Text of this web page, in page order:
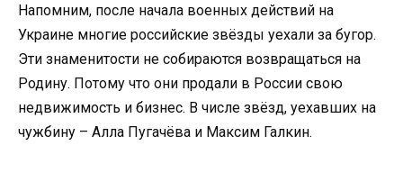
Напомним, после начала военных действий на
Украине многие российские звёзды уехали за бугор.
Эти знаменитости не собираются возвращаться на
Родину. Потому что они продали в России свою
недвижимость и бизнес. В числе звёзд, уехавших на
чужбину – Алла Пугачёва и Максим Галкин.